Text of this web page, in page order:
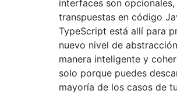
interfaces son
transpuestas en código
TypeScript está allí para
nuevo nivel de
manera inteligente y
solo porque puedes
mayoría de los casos de